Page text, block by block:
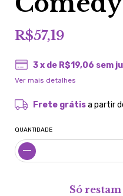
R$57,19
3x de R$19,06 sem
Ver mais detalhes
Frete grátisa partir
QUANTIDADE
Só restam